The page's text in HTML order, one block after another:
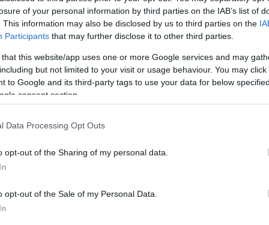
of your personal information by third parties on the IAB’s list of
This information may also be disclosed by us to third parties on the
Participants that may further disclose it to other third parties.
that this website/app uses one or more Google services and may
but not limited to your visit or usage behaviour. You may
to Google and its third-party tags to use your data for below
consent section.
Data Processing Opt Outs
opt-out of the Sharing of my personal data.
opt-out of the Sale of my Personal Data.
στη Δικαιοσύνη. Πρόκειται για τη δικογραφία
ευθύνες των τεσσάρων αστυνομικών οι
τίποτα για να την προστατέψουν. Ο δράστης
του 2024 μαχαίρωσε θανάσιμα πέντε
έξω από το αστυνομικό τμήμα και όταν
που λίγο νωρίτερα είχε επισκεφτεί ζητώντας
στα μπαλκόνια για να δουν τι έγινε»,
κατέθεσε στη δίκη ο κ. Σταύρος
Αναργύρων.